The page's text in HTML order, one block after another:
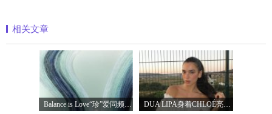
相关文章
Balance is Love“珍”爱同频 耀启七夕 TASA DUA LIPA身着CHLOÉ亮相 2026 SUNNY HILL 音乐节